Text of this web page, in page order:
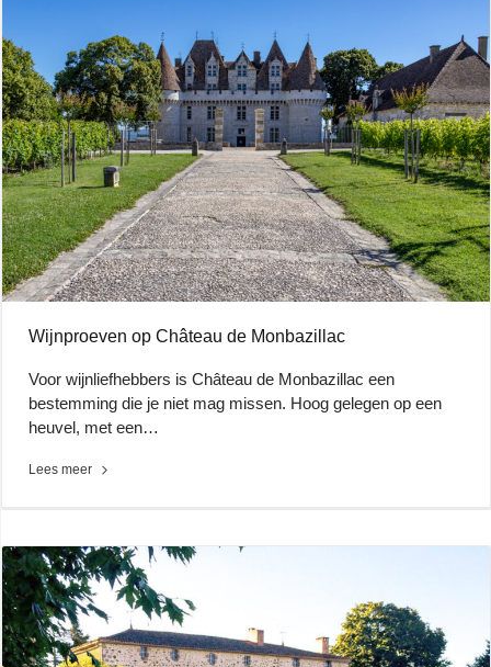
Wijnproeven op Château de Monbazillac
Voor wijnliefhebbers is Château de Monbazillac een
bestemming die je niet mag missen. Hoog gelegen op een
heuvel, met een…
Lees meer